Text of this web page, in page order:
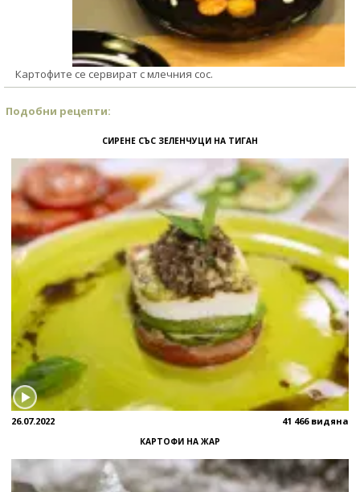
Картофите се сервират с млечния сос.
Подобни рецепти:
СИРЕНЕ СЪС ЗЕЛЕНЧУЦИ НА ТИГАН
26.07.2022 41 466 видяна
КАРТОФИ НА ЖАР